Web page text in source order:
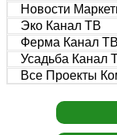
Новости
Эко Канал ТВ
Ферма Канал ТВ
Усадьба Канал
Все Проекты